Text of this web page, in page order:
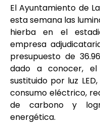
El Ayuntamiento de
esta semana las
hierba en el
empresa
presupuesto de
dado a conocer,
sustituido por luz
consumo eléctrico,
de carbono y
energética.